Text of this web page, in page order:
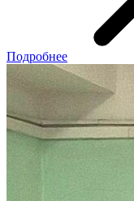
Подробнее